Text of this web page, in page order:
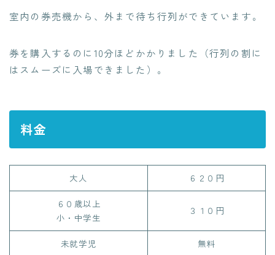
室内の券売機から、外まで待ち行列ができています。
券を購入するのに10分ほどかかりました（行列の割に
はスムーズに入場できました）。
料金
大人 ６２０円
６０歳以上
小・中学生
３１０円
未就学児 無料